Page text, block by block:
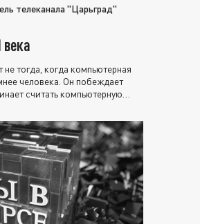
телеканала "Царьград"
тогда, когда компьютерная
человека. Он побеждает
считать компьютерную